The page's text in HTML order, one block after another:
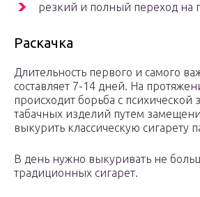
резкий и полный переход на
Раскачка
Длительность первого и самого
составляет 7-14 дней. На
происходит борьба с психической
табачных изделий путем
выкурить классическую сигарету
В день нужно выкуривать не
традиционных сигарет.